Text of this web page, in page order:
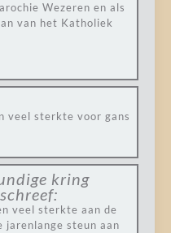
Wezeren en als
van het Katholiek
veel sterkte voor gans
kring
schreef:
veel sterkte aan de
jarenlange steun aan